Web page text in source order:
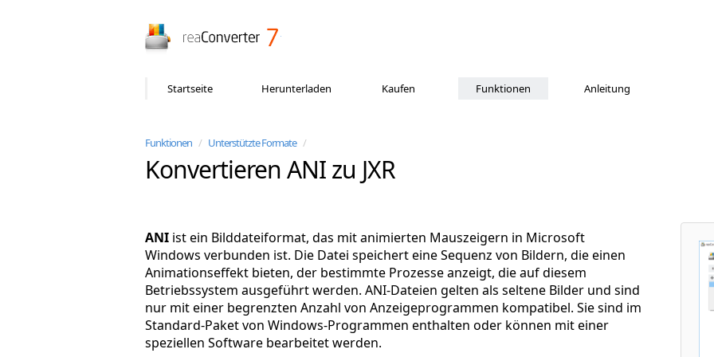
Startseite Herunterladen Kaufen Funktionen Anleitung
Funktionen / Unterstützte Formate /
Konvertieren ANI zu JXR
ANIist ein Bilddateiformat, das mit animierten Mauszeigern in Microsoft
Windows verbunden ist. Die Datei speichert eine Sequenz von Bildern, die einen
Animationseffekt bieten, der bestimmte Prozesse anzeigt, die auf diesem
Betriebssystem ausgeführt werden. ANI-Dateien gelten als seltene Bilder und sind
nur mit einer begrenzten Anzahl von Anzeigeprogrammen kompatibel. Sie sind im
Standard-Paket von Windows-Programmen enthalten oder können mit einer
speziellen Software bearbeitet werden.